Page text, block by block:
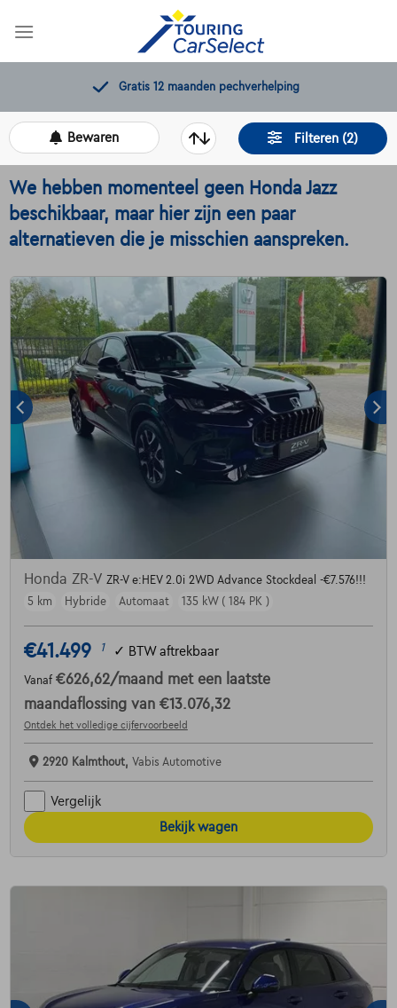
Gratis 12 maanden pechverhelping
Filteren (2)
Bewaren
We hebben momenteel geen Honda Jazz
beschikbaar, maar hier zijn een paar
alternatieven die je misschien aanspreken.
Honda ZR-V ZR-V e:HEV 2.0i 2WD Advance Stockdeal -€7.576!!!
5 km
Hybride Automaat 135 kW ( 184 PK )
€41.499 1 ✓ BTW aftrekbaar
Vanaf €626,62/maand met een laatste
maandaflossing van €13.076,32
Ontdek het volledige cijfervoorbeeld
2920 Kalmthout, Vabis Automotive
Vergelijk
Bekijk wagen